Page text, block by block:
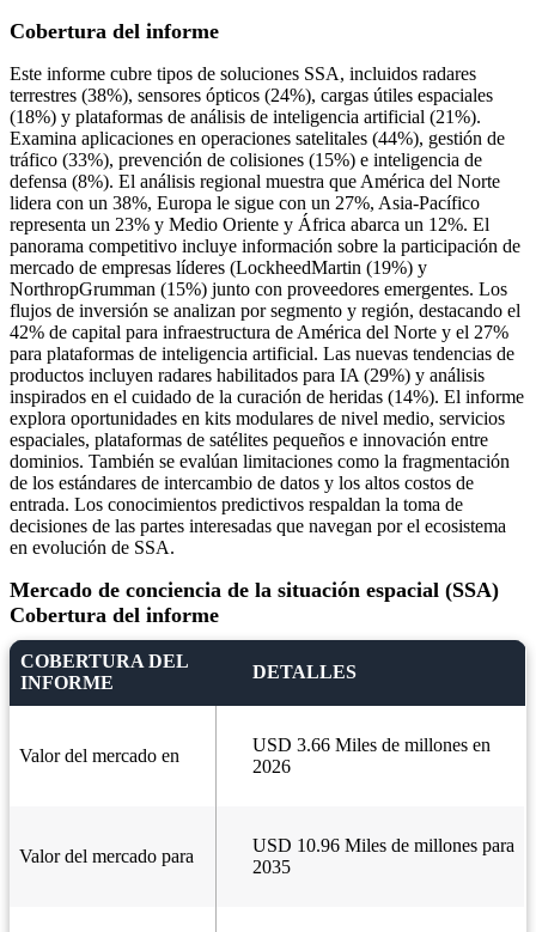
Cobertura del informe
Este informe cubre tipos de soluciones SSA, incluidos radares
terrestres (38%), sensores ópticos (24%), cargas útiles espaciales
(18%) y plataformas de análisis de inteligencia artificial (21%).
Examina aplicaciones en operaciones satelitales (44%), gestión de
tráfico (33%), prevención de colisiones (15%) e inteligencia de
defensa (8%). El análisis regional muestra que América del Norte
lidera con un 38%, Europa le sigue con un 27%, Asia-Pacífico
representa un 23% y Medio Oriente y África abarca un 12%. El
panorama competitivo incluye información sobre la participación de
mercado de empresas líderes (LockheedMartin (19%) y
NorthropGrumman (15%) junto con proveedores emergentes. Los
flujos de inversión se analizan por segmento y región, destacando el
42% de capital para infraestructura de América del Norte y el 27%
para plataformas de inteligencia artificial. Las nuevas tendencias de
productos incluyen radares habilitados para IA (29%) y análisis
inspirados en el cuidado de la curación de heridas (14%). El informe
explora oportunidades en kits modulares de nivel medio, servicios
espaciales, plataformas de satélites pequeños e innovación entre
dominios. También se evalúan limitaciones como la fragmentación
de los estándares de intercambio de datos y los altos costos de
entrada. Los conocimientos predictivos respaldan la toma de
decisiones de las partes interesadas que navegan por el ecosistema
en evolución de SSA.
Mercado de conciencia de la situación espacial (SSA)
Cobertura del informe
COBERTURA DEL
INFORME
DETALLES
Valor del mercado en
USD 3.66 Miles de millones en
2026
Valor del mercado para
USD 10.96 Miles de millones para
2035